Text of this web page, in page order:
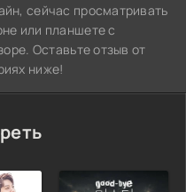
сейчас просматривать
или планшете с
Оставьте отзыв от
ниже!